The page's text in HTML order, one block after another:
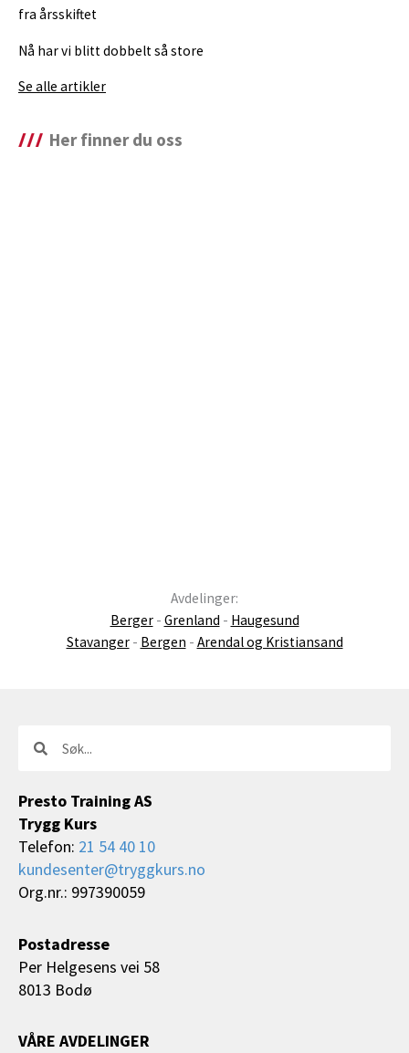
fra årsskiftet
Nå har vi blitt dobbelt så store
Se alle artikler
Her finner du oss
Avdelinger:
Berger- Grenland - Haugesund
Stavanger- Bergen - Arendal og Kristiansand
Presto Training AS
Trygg Kurs
Telefon: 21 54 40 10
kundesenter@tryggkurs.no
Org.nr.: 997390059
Postadresse
Per Helgesens vei 58
8013 Bodø
VÅRE AVDELINGER